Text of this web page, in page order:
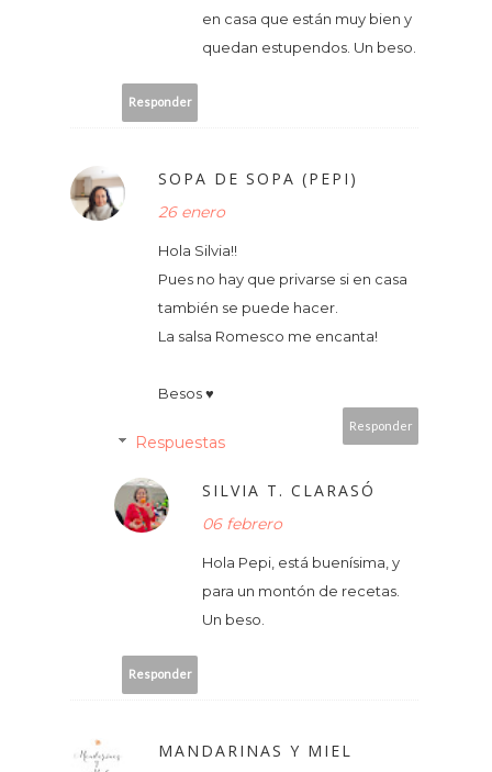
en casa que están muy bien y
quedan estupendos. Un beso.
Responder
SOPA DE SOPA (PEPI)
26 enero
Hola Silvia!!
Pues no hay que privarse si en casa
también se puede hacer.
La salsa Romesco me encanta!
Besos ♥
Responder
Respuestas
SILVIA T. CLARASÓ
06 febrero
Hola Pepi, está buenísima, y
para un montón de recetas.
Un beso.
Responder
MANDARINAS Y MIEL